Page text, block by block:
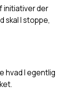
initiativer der
skal I stoppe,
hvad I egentlig